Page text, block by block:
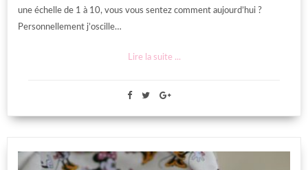
une échelle de 1 à 10, vous vous sentez comment aujourd’hui ?
Personnellement j’oscille…
Lire la suite ...